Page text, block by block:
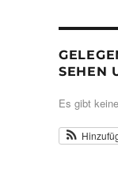
SEHEN
Es gibt